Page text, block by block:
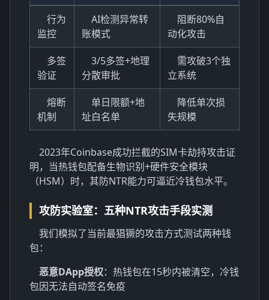
行为
监控
AI检测异常转
账模式
阻断80%自
动化攻击
多签
验证
3/5多签+地理
分散审批
需攻破3个独
立系统
熔断
机制
单日限额+地
址白名单
降低单次损
失规模
2023年Coinbase成功拦截的SIM卡劫持攻击证
明，当热钱包配备生物识别+硬件安全模块
（HSM）时，其防NTR能力可逼近冷钱包水平。
攻防实验室：五种NTR攻击手段实测
我们模拟了当前最猖獗的攻击方式测试两种钱
包：
恶意DApp授权：热钱包在15秒内被清空，冷钱
包因无法自动签名免疫